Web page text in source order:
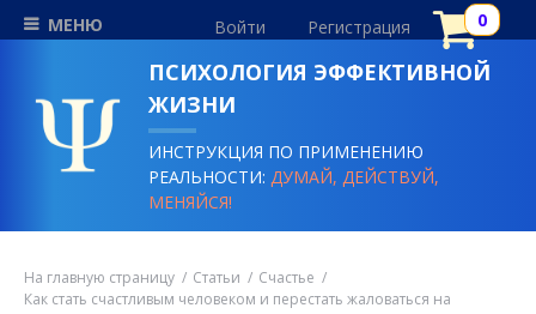
МЕНЮ Войти Регистрация
ПСИХОЛОГИЯ ЭФФЕКТИВНОЙ
ЖИЗНИ
ИНСТРУКЦИЯ ПО ПРИМЕНЕНИЮ
РЕАЛЬНОСТИ:ДУМАЙ, ДЕЙСТВУЙ,
МЕНЯЙСЯ!
На главную страницу Статьи
Счастье
Как стать счастливым человеком и перестать жаловаться на